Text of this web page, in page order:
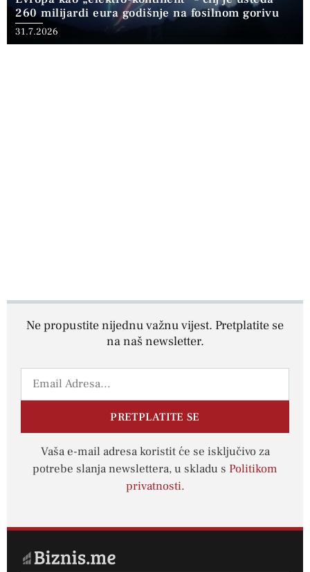
260 milijardi eura godišnje na fosilnom gorivu
31.7.2026
Ne propustite nijednu važnu vijest. Pretplatite se
na naš newsletter.
PRETPLATITE SE
Vaša e-mail adresa koristit će se isključivo za
potrebe slanja newslettera, u skladu s Politikom
privatnosti.